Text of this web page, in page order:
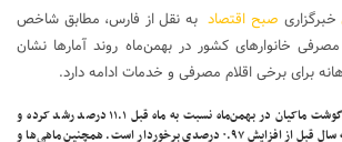
خبرگزاری صبح اقتصادبه نقل از فارس، مطابق شاخص
خانوارهای کشور در بهمن‌ماه روند آمارها نشان
برای برخی اقلام مصرفی و خدمات ادامه دارد.
بر این اساس گوشت قرمز و گوشت ماکیان در بهمن‌ماه نسبت به ماه قبل ۱۱.۱ درصد رشد کرده و
همچنین نسبت به مدت مشابه سال قبل از افزایش ۰.۹۷ درصدی برخوردار است. همچنین ماهی‌ها و